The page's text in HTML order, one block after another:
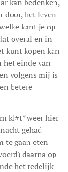
kan bedenken,
door, het leven
kant je op
overal en in
kunt kopen kan
het einde van
volgens mij is
betere
kl#t* weer hier
gehad
te gaan eten
daarna op
het redelijk